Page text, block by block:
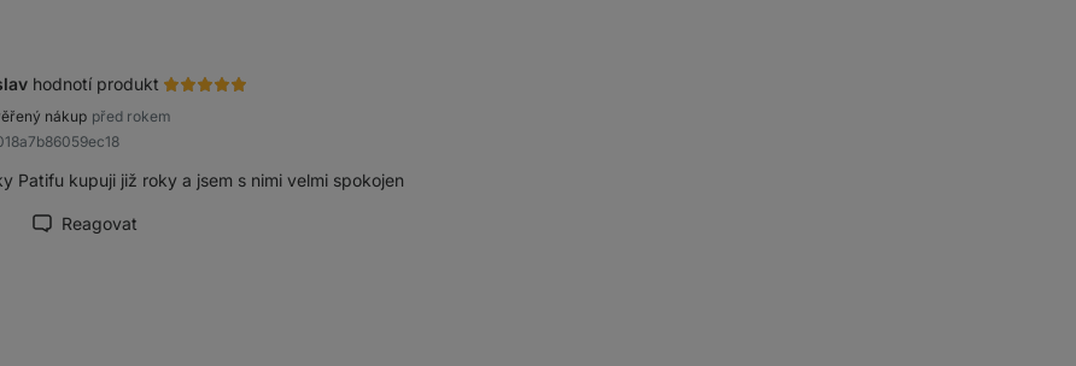
hodnotí produkt
nákup před rokem
Patifu kupuji již roky a jsem s nimi velmi spokojen
recenzi jako přínosnou
Reagovat